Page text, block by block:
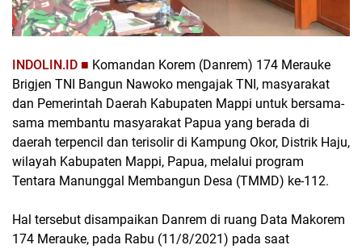
‌INDOLIN.ID ■ Komandan Korem (Danrem) 174 Merauke
Brigjen TNI Bangun Nawoko mengajak TNI, masyarakat
dan Pemerintah Daerah Kabupaten Mappi untuk bersama-
sama membantu masyarakat Papua yang berada di
daerah terpencil dan terisolir di Kampung Okor, Distrik Haju,
wilayah Kabupaten Mappi, Papua, melalui program
Tentara Manunggal Membangun Desa (TMMD) ke-112.
Hal tersebut disampaikan Danrem di ruang Data Makorem
174 Merauke, pada Rabu (11/8/2021) pada saat